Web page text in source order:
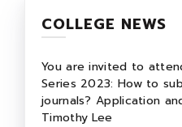
COLLEGE NEWS
You are invited to
Series 2023: How to
journals? Application
Timothy Lee